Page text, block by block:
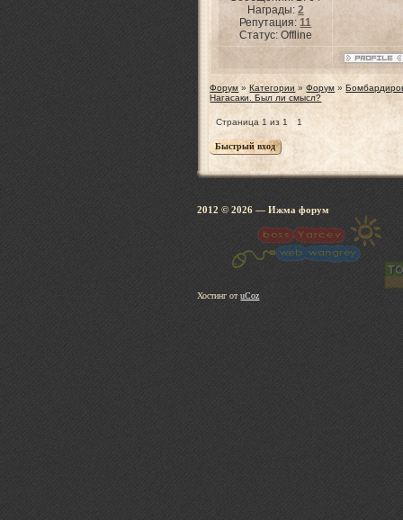
Награды: 2
Репутация:11
Статус: Offline
Форум » Категории » Форум »
Нагасаки. Был ли смысл?
Страница 1 из 1 1
2012 © 2026 — Ижма
Хостинг отuCoz